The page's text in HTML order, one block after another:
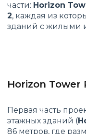
части: Horizon
2, каждая из
зданий с жилыми
Horizon Tower
Первая часть
этажных зданий (
86 метров, где